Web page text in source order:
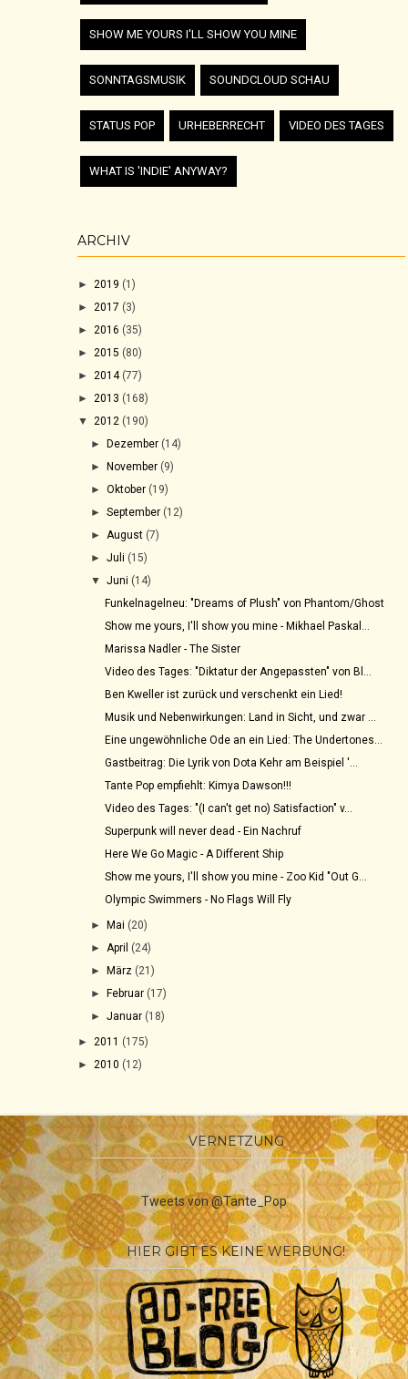
SHOW ME YOURS I'LL SHOW YOU MINE
SONNTAGSMUSIK SOUNDCLOUD SCHAU
STATUS POP URHEBERRECHT VIDEO DES TAGES
WHAT IS 'INDIE' ANYWAY?
ARCHIV
► 2019 (1)
► 2017 (3)
► 2016 (35)
► 2015 (80)
► 2014 (77)
► 2013 (168)
▼ 2012 (190)
►Dezember (14)
►November (9)
►Oktober (19)
►September (12)
► August (7)
►Juli (15)
▼Juni (14)
Funkelnagelneu: "Dreams of Plush" von Phantom/Ghost
Show me yours, I'll show you mine - Mikhael Paskal...
Marissa Nadler - The Sister
Video des Tages: "Diktatur der Angepassten" von Bl...
Ben Kweller ist zurück und verschenkt ein Lied!
Musik und Nebenwirkungen: Land in Sicht, und zwar ...
Eine ungewöhnliche Ode an ein Lied: The Undertones...
Gastbeitrag: Die Lyrik von Dota Kehr am Beispiel '...
Tante Pop empfiehlt: Kimya Dawson!!!
Video des Tages: "(I can't get no) Satisfaction" v...
Superpunk will never dead - Ein Nachruf
Here We Go Magic - A Different Ship
Show me yours, I'll show you mine - Zoo Kid "Out G...
Olympic Swimmers - No Flags Will Fly
►Mai (20)
► April (24)
►März (21)
►Februar (17)
►Januar (18)
► 2011 (175)
► 2010 (12)
VERNETZUNG
Tweets von @Tante_Pop
HIER GIBT ES KEINE WERBUNG!